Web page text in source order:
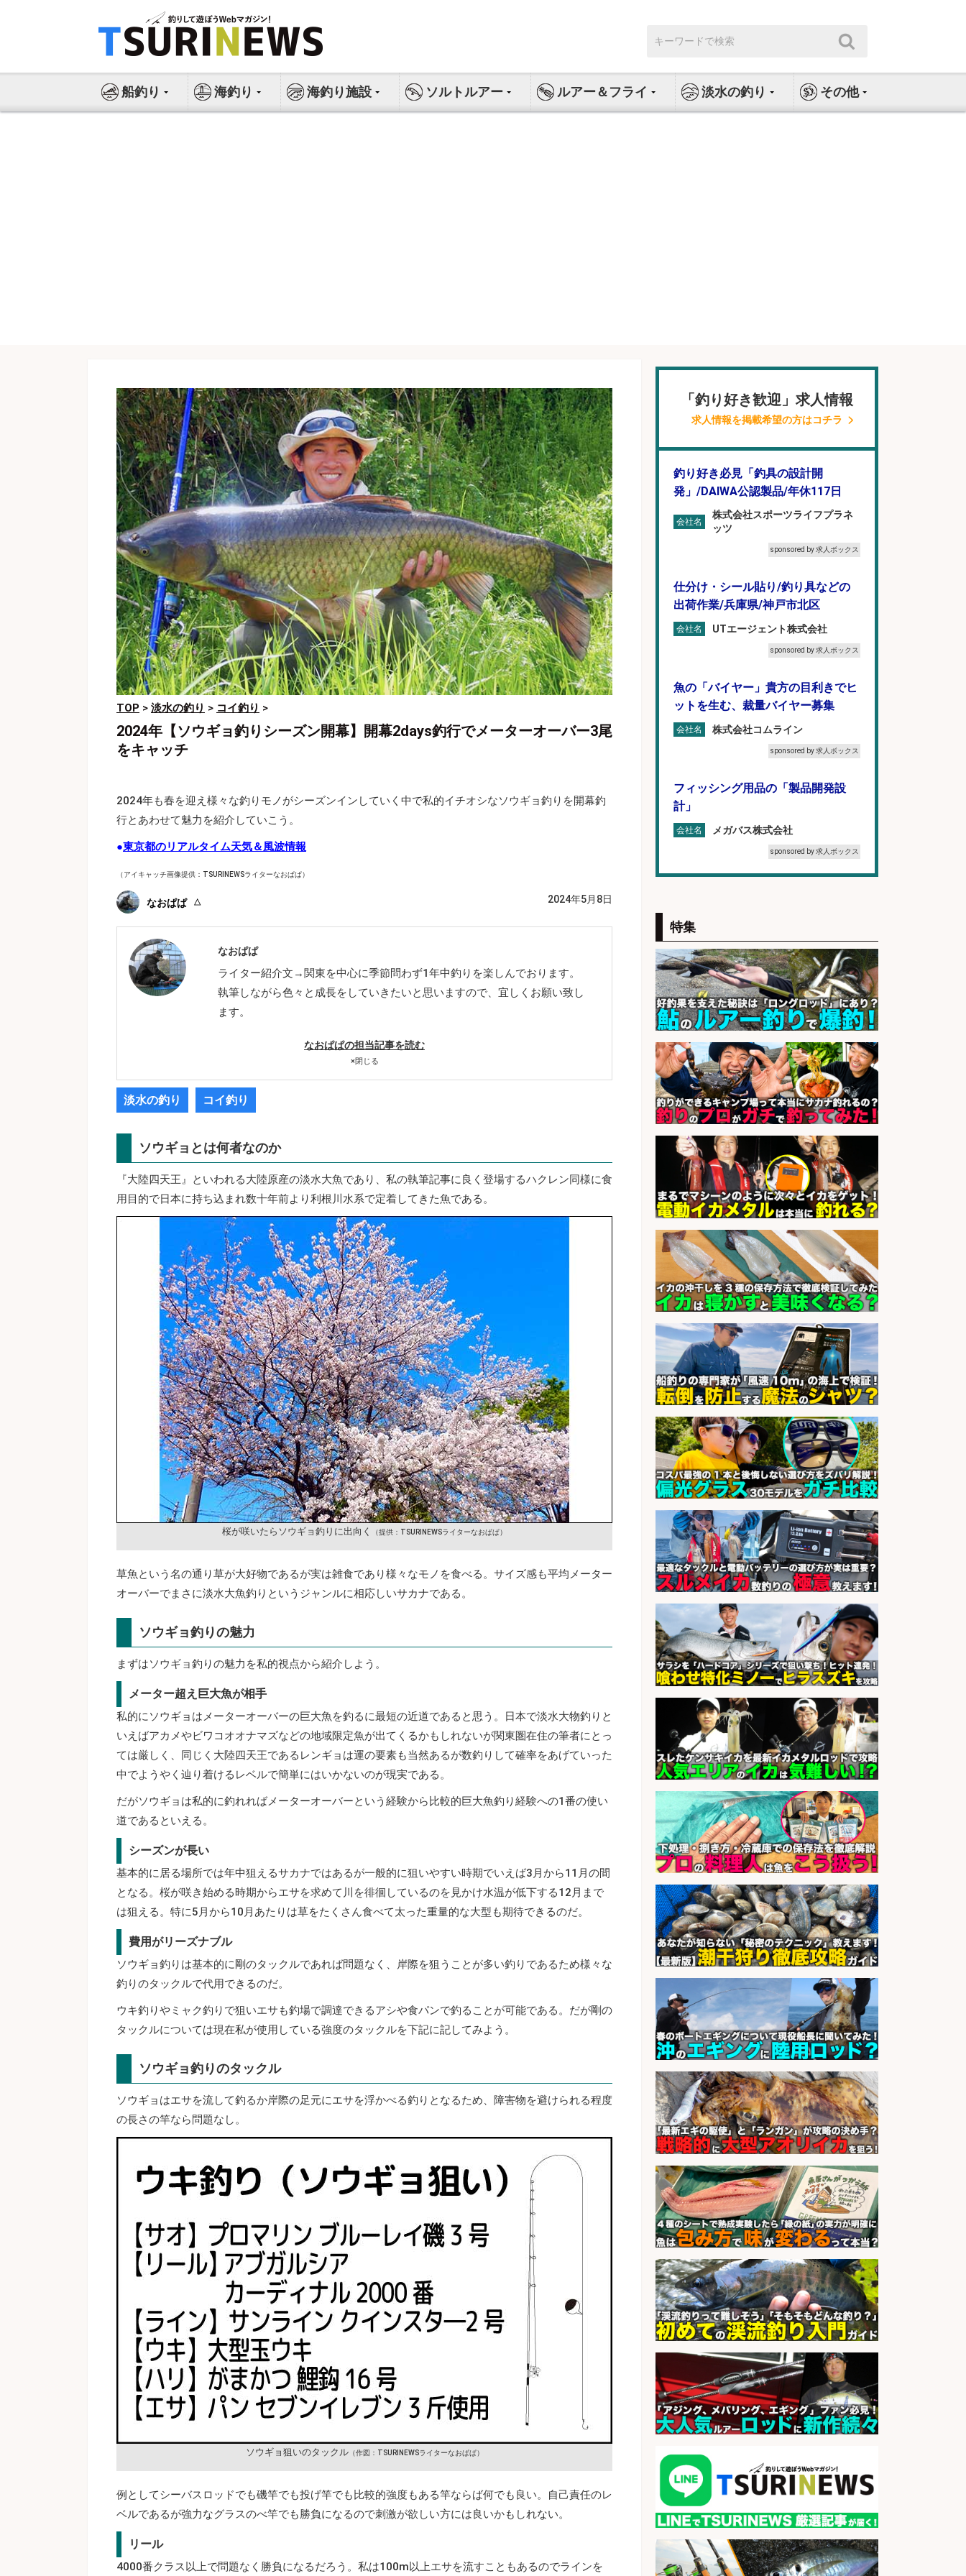
ス
索:
船釣り 海釣り 海釣り施設 ソルトルアー ルアー＆フライ 淡水の釣り その他
TOP > 淡水の釣り > コイ釣り >
2024年【ソウギョ釣りシーズン開幕】開幕2days釣行でメーターオーバー3尾
をキャッチ
2024年も春を迎え様々な釣りモノがシーズンインしていく中で私的イチオシなソウギョ釣りを開幕釣
行とあわせて魅力を紹介していこう。
●東京都のリアルタイム天気＆風波情報
（アイキャッチ画像提供：TSURINEWSライターなおぱぱ）
なおぱぱ 2024年5月8日
なおぱぱ
ライター紹介文→関東を中心に季節問わず1年中釣りを楽しんでおります。
執筆しながら色々と成長をしていきたいと思いますので、宜しくお願い致し
ます。
なおぱぱの担当記事を読む
×閉じる
淡水の釣り コイ釣り
ソウギョとは何者なのか
『大陸四天王』といわれる大陸原産の淡水大魚であり、私の執筆記事に良く登場するハクレン同様に食
用目的で日本に持ち込まれ数十年前より利根川水系で定着してきた魚である。
桜が咲いたらソウギョ釣りに出向く （提供：TSURINEWSライターなおぱぱ）
草魚という名の通り草が大好物であるが実は雑食であり様々なモノを食べる。サイズ感も平均メーター
オーバーでまさに淡水大魚釣りというジャンルに相応しいサカナである。
ソウギョ釣りの魅力
まずはソウギョ釣りの魅力を私的視点から紹介しよう。
メーター超え巨大魚が相手
私的にソウギョはメーターオーバーの巨大魚を釣るに最短の近道であると思う。日本で淡水大物釣りと
いえばアカメやビワコオオナマズなどの地域限定魚が出てくるかもしれないが関東圏在住の筆者にとっ
ては厳しく、同じく大陸四天王であるレンギョは運の要素も当然あるが数釣りして確率をあげていった
中でようやく辿り着けるレベルで簡単にはいかないのが現実である。
だがソウギョは私的に釣れればメーターオーバーという経験から比較的巨大魚釣り経験への1番の使い
道であるといえる。
シーズンが長い
基本的に居る場所では年中狙えるサカナではあるが一般的に狙いやすい時期でいえば3月から11月の間
となる。桜が咲き始める時期からエサを求めて川を徘徊しているのを見かけ水温が低下する12月まで
は狙える。特に5月から10月あたりは草をたくさん食べて太った重量的な大型も期待できるのだ。
費用がリーズナブル
ソウギョ釣りは基本的に剛のタックルであれば問題なく、岸際を狙うことが多い釣りであるため様々な
釣りのタックルで代用できるのだ。
ウキ釣りやミャク釣りで狙いエサも釣場で調達できるアシや食パンで釣ることが可能である。だが剛の
タックルについては現在私が使用している強度のタックルを下記に記してみよう。
ソウギョ釣りのタックル
ソウギョはエサを流して釣るか岸際の足元にエサを浮かべる釣りとなるため、障害物を避けられる程度
の長さの竿なら問題なし。
ソウギョ狙いのタックル（作図：TSURINEWSライターなおぱぱ）
例としてシーバスロッドでも磯竿でも投げ竿でも比較的強度もある竿ならば何でも良い。自己責任のレ
ベルであるが強力なグラスのべ竿でも勝負になるので刺激が欲しい方には良いかもしれない。
リール
4000番クラス以上で問題なく勝負になるだろう。私は100m以上エサを流すこともあるのでラインを
「釣り好き歓迎」求人情報
求人情報を掲載希望の方はコチラ
釣り好き必見「釣具の設計開
発」/DAIWA公認製品/年休117日
会社名
株式会社スポーツライフプラネ
ッツ
sponsored by 求人ボックス
仕分け・シール貼り/釣り具などの
出荷作業/兵庫県/神戸市北区
会社名 UTエージェント株式会社
sponsored by 求人ボックス
魚の「バイヤー」貴方の目利きでヒ
ットを生む、裁量バイヤー募集
会社名 株式会社コムライン
sponsored by 求人ボックス
フィッシング用品の「製品開発設
計」
会社名 メガバス株式会社
sponsored by 求人ボックス
ら車5分/お魚のカットや商品の陳列
業務/残業少なめ×車通勤OK×時間選
べる/鹿児島県/志布志市
会社名 株式会社ホットスタッフ鹿児島
sponsored by 求人ボックス
精肉・青果・鮮魚販売/「志布志
市」「時給1,150円〜」志布志市周
辺でお魚のカットや商品の陳列スタ
ッフ/未経験歓迎×残業少なめ×車通
勤OK/鹿児島県/志布志市
会社名 株式会社ホットスタッフ鹿児島
sponsored by 求人ボックス
営業事務/釣り具メーカーでの営業
アシスタントのお仕事/残業なし/即
日勤務可/営業事務/軽作業
会社名 株式会社パソナ
sponsored by 求人ボックス
販売スタッフ/「未経験歓迎」魚を
捌く作業なし!イオン食品売場スタッ
フ募集/東京都/目黒区
会社名 イオンスタイル碑文谷店
sponsored by 求人ボックス
日払いOKで即日収入/軽作業・物流
その他/「9月末までの短期」釣り具
のピッキング作業など/残業少なめ/
日勤&土日休み/未経験OK!
会社名
UTエージェント株式会社 関西第
二CU
sponsored by 求人ボックス
日払いOKで即日収入/製造スタッフ/
「堺市堺区」 土日祝休みで年間休日
126日&入社祝金10万円/堺市堺区の
工場で自転車部品や釣り具の組立/
日払いOK・未経験歓迎/大阪府
会社名
パーソルファクトリーパートナ
sponsored by 求人ボックス
さらに求人情報を見る
特集